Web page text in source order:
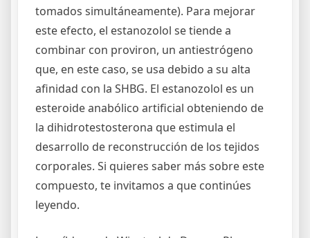
tomados simultáneamente). Para mejorar
este efecto, el estanozolol se tiende a
combinar con proviron, un antiestrógeno
que, en este caso, se usa debido a su alta
afinidad con la SHBG. El estanozolol es un
esteroide anabólico artificial obteniendo de
la dihidrotestosterona que estimula el
desarrollo de reconstrucción de los tejidos
corporales. Si quieres saber más sobre este
compuesto, te invitamos a que continúes
leyendo.